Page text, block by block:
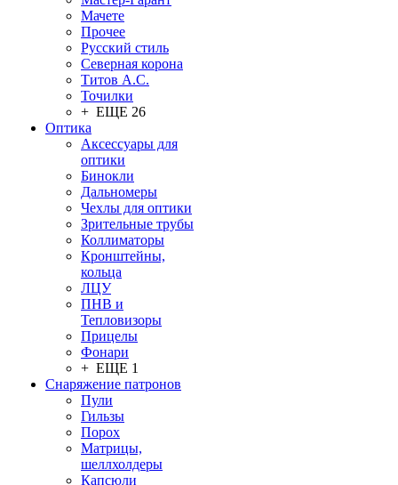
Мачете
Прочее
Русский стиль
Северная корона
Титов А.С.
Точилки
+ ЕЩЕ 26
Оптика
Аксессуары для
оптики
Бинокли
Дальномеры
Чехлы для оптики
Зрительные трубы
Коллиматоры
Кронштейны,
кольца
ЛЦУ
ПНВ и
Тепловизоры
Прицелы
Фонари
+ ЕЩЕ 1
Снаряжение патронов
Пули
Гильзы
Порох
Матрицы,
шеллхолдеры
Капсюли